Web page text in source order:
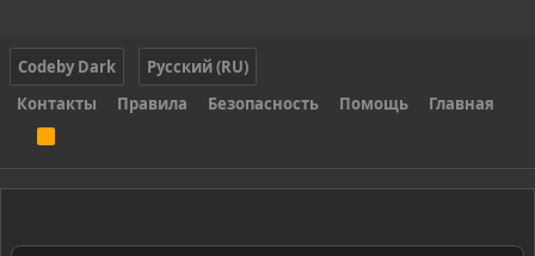
Codeby Dark
Русский (RU)
Контакты
Правила Безопасность Помощь Главная
S